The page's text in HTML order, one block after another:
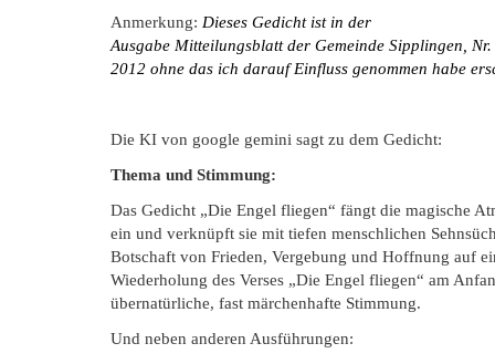
Anmerkung: Dieses Gedicht ist in der
Ausgabe Mitteilungsblatt der Gemeinde Sipplingen,
2012 ohne das ich darauf Einfluss genommen habe
Die KI von google gemini sagt zu dem Gedicht:
Thema und Stimmung:
Das Gedicht „Die Engel fliegen“ fängt die magische
ein und verknüpft sie mit tiefen menschlichen
Botschaft von Frieden, Vergebung und Hoffnung auf
Wiederholung des Verses „Die Engel fliegen“ am
übernatürliche, fast märchenhafte Stimmung.
Und neben anderen Ausführungen: